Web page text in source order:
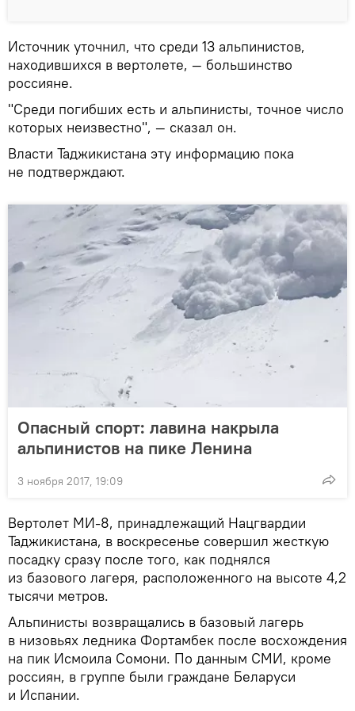
Источник уточнил, что среди 13 альпинистов,
находившихся в вертолете, — большинство
россияне.
"Среди погибших есть и альпинисты, точное число
которых неизвестно", — сказал он.
Власти Таджикистана эту информацию пока
не подтверждают.
Опасный спорт: лавина накрыла
альпинистов на пике Ленина
3 ноября 2017, 19:09
Вертолет МИ-8, принадлежащий Нацгвардии
Таджикистана, в воскресенье совершил жесткую
посадку сразу после того, как поднялся
из базового лагеря, расположенного на высоте 4,2
тысячи метров.
Альпинисты возвращались в базовый лагерь
в низовьях ледника Фортамбек после восхождения
на пик Исмоила Сомони. По данным СМИ, кроме
россиян, в группе были граждане Беларуси
и Испании.